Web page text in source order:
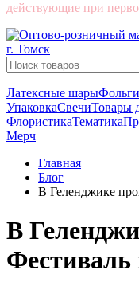
действующие при
Латексные шары
УпаковкаСвечиТовары
ФлористикаТематика
Мерч
Главная
Блог
В Геленджике
В